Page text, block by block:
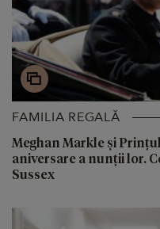
FAMILIA REGALĂ
Meghan Markle și
aniversare a nunții lor.
Sussex